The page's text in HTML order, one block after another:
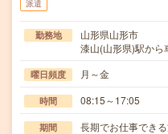
派遣
勤務地
山形県山形市
漆山(山形県)駅から
曜日頻度 月～金
時間 08:15～17:05
期間 長期でお仕事でき